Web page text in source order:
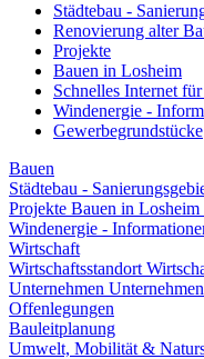
Städtebau -
Renovierung alter
Projekte
Bauen in Losheim
Schnelles Internet
Windenergie -
Gewerbegrundstücke
Bauen
Städtebau -
Projekte Bauen in Losheim
Windenergie -
Wirtschaft
Wirtschaftsstandort
Unternehmen
Offenlegungen
Bauleitplanung
Umwelt, Mobilität &